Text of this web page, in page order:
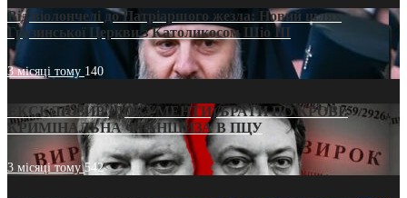
Від віолончелі до Патріаршого жезла: Новий шлях
Грузинської Церкви з Католикосом Шіо III
3 місяці тому 140
ЕКСКЛЮЗИВ (ДОКУМЕНТИ)/БРАТИ ПО КРОВІ:
КРИМІНАЛЬНА ФРАНШИЗА В ПЦУ
3 місяці тому542